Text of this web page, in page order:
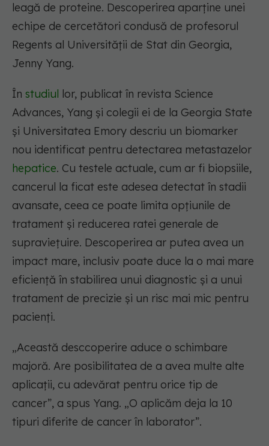
leagă de proteine. Descoperirea aparține unei
echipe de cercetători condusă de profesorul
Regents al Universității de Stat din Georgia,
Jenny Yang.
În studiul lor, publicat în revista Science
Advances, Yang și colegii ei de la Georgia State
și Universitatea Emory descriu un biomarker
nou identificat pentru detectarea metastazelor
hepatice. Cu testele actuale, cum ar fi biopsiile,
cancerul la ficat este adesea detectat în stadii
avansate, ceea ce poate limita opțiunile de
tratament și reducerea ratei generale de
supraviețuire. Descoperirea ar putea avea un
impact mare, inclusiv poate duce la o mai mare
eficiență în stabilirea unui diagnostic și a unui
tratament de precizie și un risc mai mic pentru
pacienți.
„Această desccoperire aduce o schimbare
majoră. Are posibilitatea de a avea multe alte
aplicații, cu adevărat pentru orice tip de
cancer”, a spus Yang. „O aplicăm deja la 10
tipuri diferite de cancer în laborator”.